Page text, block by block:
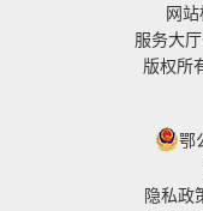
网
服务大
版权所
鄂
隐私政